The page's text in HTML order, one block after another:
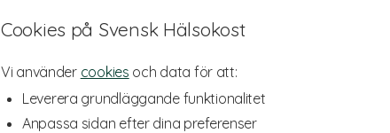
Cookies på Svensk Hälsokost
Vi använder cookies och data för att:
Leverera grundläggande funktionalitet
Anpassa sidan efter dina preferenser